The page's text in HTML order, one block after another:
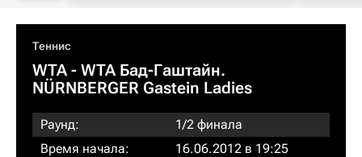
Теннис
WTA- WTA Бад-Гаштайн.
NÜRNBERGER Gastein Ladies
Раунд:
1/2 финала
Время начала:
16.06.2012 в 19:25